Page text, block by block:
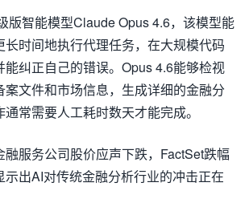
版智能模型Claude Opus 4.6，该模型能
长时间地执行代理任务，在大规模代码
能纠正自己的错误。Opus 4.6能够检视
文件和市场信息，生成详细的金融分
常需要人工耗时数天才能完成。
服务公司股价应声下跌，FactSet跌幅
出AI对传统金融分析行业的冲击正在